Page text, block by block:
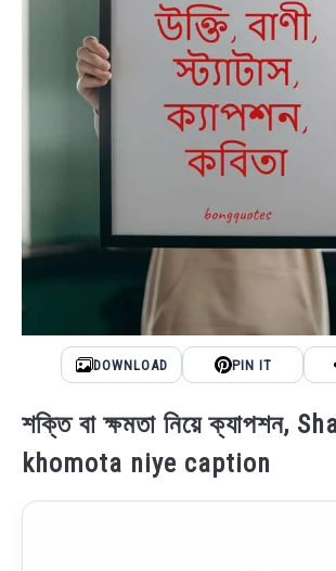
BENGALI STORIES
DOWNLOAD PIN IT
শক্তি বা ক্ষমতা নিয়ে ক্যাপশন,
khomota niye caption